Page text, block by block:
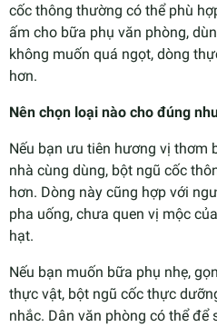
cốc thông thường có thể phù
ấm cho bữa phụ văn phòng,
không muốn quá ngọt, dòng
hơn.
Nên chọn loại nào cho đúng
Nếu bạn ưu tiên hương vị thơm
nhà cùng dùng, bột ngũ cốc
hơn. Dòng này cũng hợp với
pha uống, chưa quen vị mộc
hạt.
Nếu bạn muốn bữa phụ nhẹ,
thực vật, bột ngũ cốc thực
nhắc. Dân văn phòng có thể để